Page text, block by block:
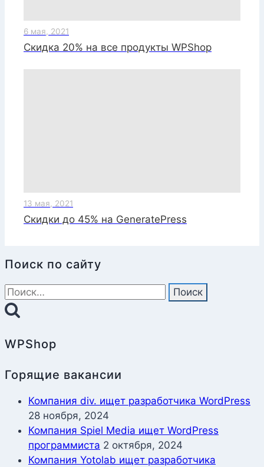
6 мая, 2021
Скидка 20% на все продукты WPShop
13 мая, 2021
Скидки до 45% на GeneratePress
Поиск по сайту
Найти:
WPShop
Горящие вакансии
Компания div. ищет разработчика WordPress
28 ноября, 2024
Компания Spiel Media ищет WordPress
программиста 2 октября, 2024
Компания Yotolab ищет разработчика